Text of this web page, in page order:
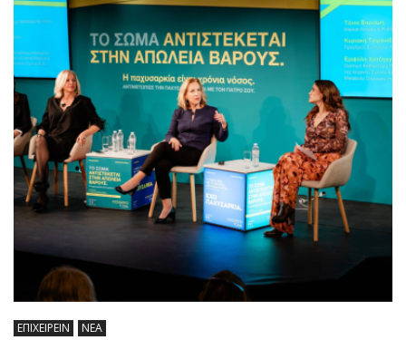
ΕΠΙΧΕΙΡΕΙΝ ΝΕΑ